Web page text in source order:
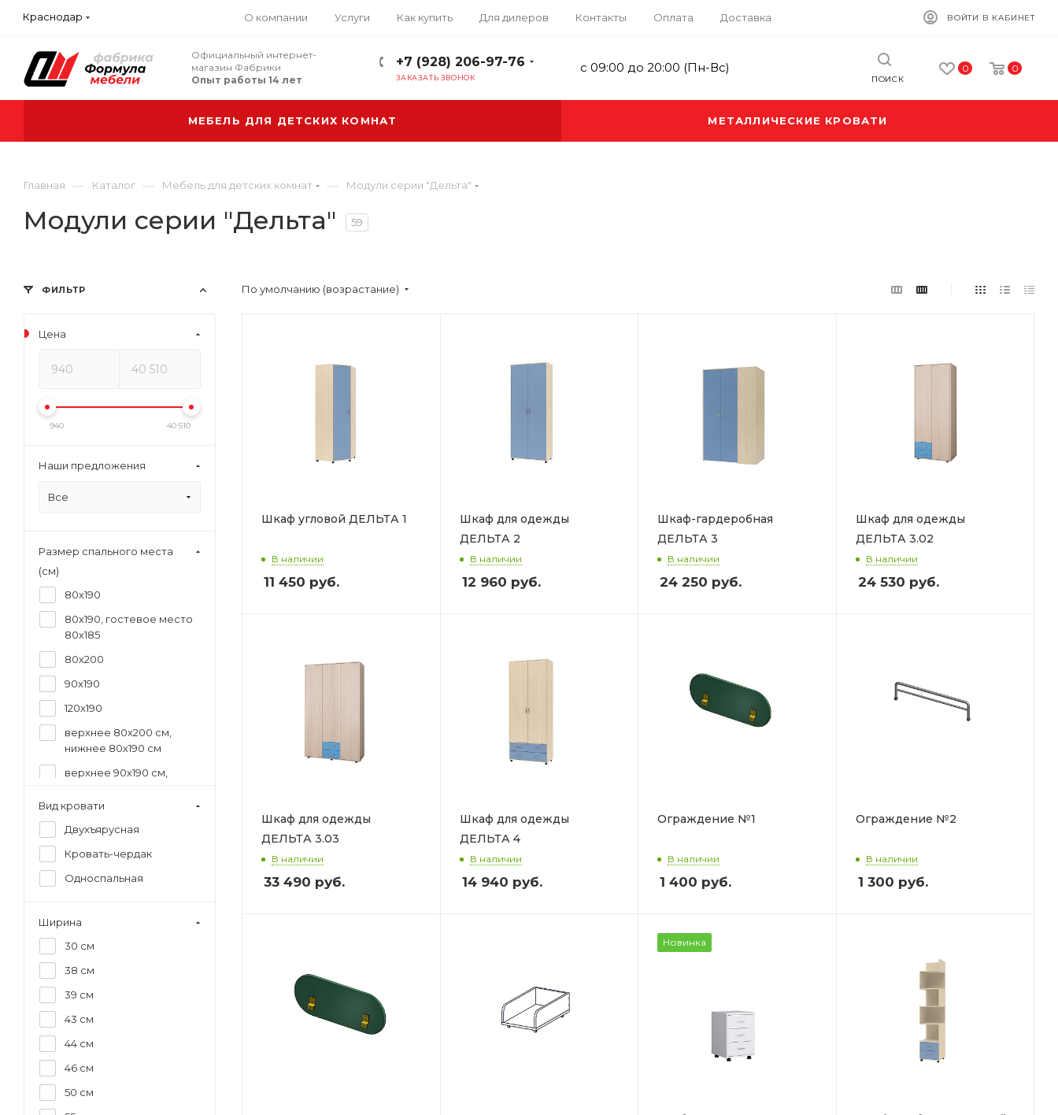
Краснодар О компании Услуги Как купить Для дилеров Контакты Оплата Доставка ВОЙТИ В КАБИНЕТ
Официальный интернет-
магазин Фабрики
Опыт работы 14 лет
+7 (928) 206-97-76
ЗАКАЗАТЬ ЗВОНОК
с 09:00 до 20:00 (Пн-Вс) 0 0
ПОИСК
МЕБЕЛЬ ДЛЯ ДЕТСКИХ КОМНАТ МЕТАЛЛИЧЕСКИЕ КРОВАТИ
Главная — Каталог — Мебель для детских комнат — Модули серии "Дельта"
Модули серии "Дельта" 59
По умолчанию (возрастание)
Шкаф угловой ДЕЛЬТА 1
В наличии
11 450 руб.
Шкаф для одежды
ДЕЛЬТА 2
В наличии
12 960 руб.
Шкаф-гардеробная
ДЕЛЬТА 3
В наличии
24 250 руб.
Шкаф для одежды
ДЕЛЬТА 3.02
В наличии
24 530 руб.
Шкаф для одежды
ДЕЛЬТА 3.03
В наличии
33 490 руб.
Шкаф для одежды
ДЕЛЬТА 4
В наличии
14 940 руб.
Ограждение №1
В наличии
1 400 руб.
Ограждение №2
В наличии
1 300 руб.
Новинка
ФИЛЬТР
Цена
940 40 510
Наши предложения
Все
Размер спального места
(см)
80х190
80х190, гостевое место
80х185
80х200
90х190
120х190
верхнее 80х200 см,
нижнее 80х190 см
верхнее 90х190 см,
Вид кровати
Двухъярусная
Кровать-чердак
Односпальная
Ширина
30 см
38 см
39 см
43 см
44 см
46 см
50 см